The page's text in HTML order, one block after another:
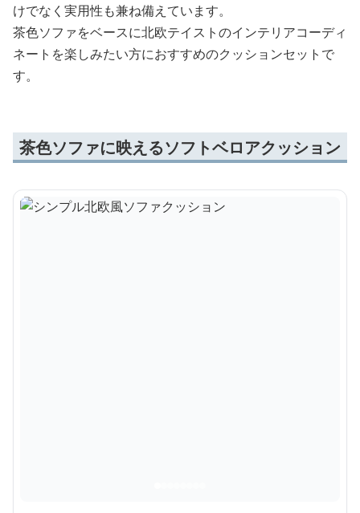
けでなく実用性も兼ね備えています。
茶色ソファをベースに北欧テイストのインテリアコーディ
ネートを楽しみたい方におすすめのクッションセットで
す。
茶色ソファに映えるソフトベロアクッション